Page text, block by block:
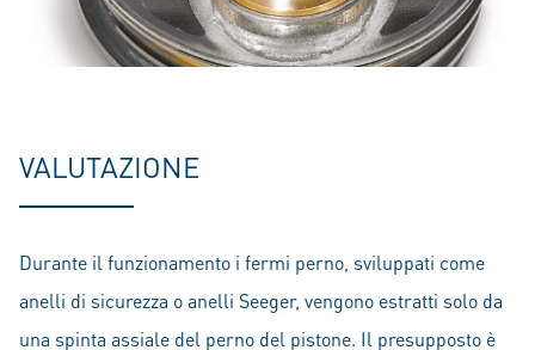
VALUTAZIONE
Durante il funzionamento i fermi perno, sviluppati come
anelli di sicurezza o anelli Seeger, vengono estratti solo da
una spinta assiale del perno del pistone. Il presupposto è